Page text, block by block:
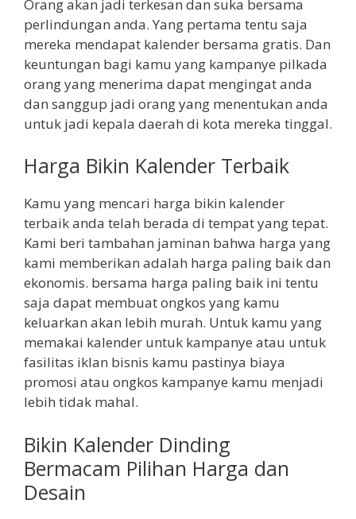
Orang akan jadi terkesan dan suka bersama
perlindungan anda. Yang pertama tentu saja
mereka mendapat kalender bersama gratis. Dan
keuntungan bagi kamu yang kampanye pilkada
orang yang menerima dapat mengingat anda
dan sanggup jadi orang yang menentukan anda
untuk jadi kepala daerah di kota mereka tinggal.
Harga Bikin Kalender Terbaik
Kamu yang mencari harga bikin kalender
terbaik anda telah berada di tempat yang tepat.
Kami beri tambahan jaminan bahwa harga yang
kami memberikan adalah harga paling baik dan
ekonomis. bersama harga paling baik ini tentu
saja dapat membuat ongkos yang kamu
keluarkan akan lebih murah. Untuk kamu yang
memakai kalender untuk kampanye atau untuk
fasilitas iklan bisnis kamu pastinya biaya
promosi atau ongkos kampanye kamu menjadi
lebih tidak mahal.
Bikin Kalender Dinding
Bermacam Pilihan Harga dan
Desain